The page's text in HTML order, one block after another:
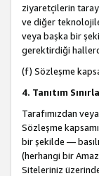
ziyaretçilerin
ve diğer
veya başka bir
gerektirdiği
(f) Sözleşme
4. Tanıtım
Tarafımızdan
Sözleşme
bir şekilde —
(herhangi bir
Siteleriniz